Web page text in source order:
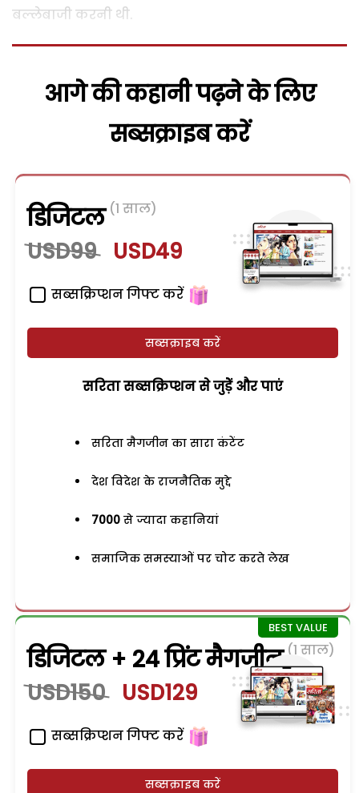
बल्लेबाजी करनी थी.
आगे की कहानी पढ़ने के लिए
सब्सक्राइब करें
डिजिटल (1 साल)
USD99 USD49
सब्सक्रिप्शन गिफ्ट करें
सब्सक्राइब करें
सरिता सब्सक्रिप्शन से जुड़ेें और पाएं
सरिता मैगजीन का सारा कंटेंट
देश विदेश के राजनैतिक मुद्दे
7000 से ज्यादा कहानियां
समाजिक समस्याओं पर चोट करते लेख
डिजिटल + 24 प्रिंट मैगजीन (1 साल)
USD150 USD129
सब्सक्रिप्शन गिफ्ट करें
सब्सक्राइब करें